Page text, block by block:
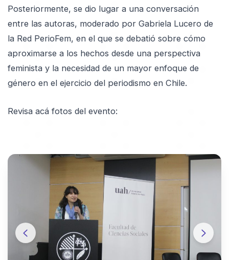
Posteriormente, se dio lugar a una conversación
entre las autoras, moderado por Gabriela Lucero de
la Red PerioFem, en el que se debatió sobre cómo
aproximarse a los hechos desde una perspectiva
feminista y la necesidad de un mayor enfoque de
género en el ejercicio del periodismo en Chile.
Revisa acá fotos del evento: